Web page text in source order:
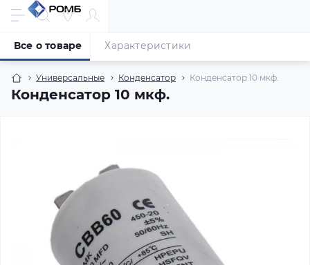
Универсальные Конденсатор Конденсатор 10 мкф.
Конденсатор 10 мкф.
Все о товаре Характеристики